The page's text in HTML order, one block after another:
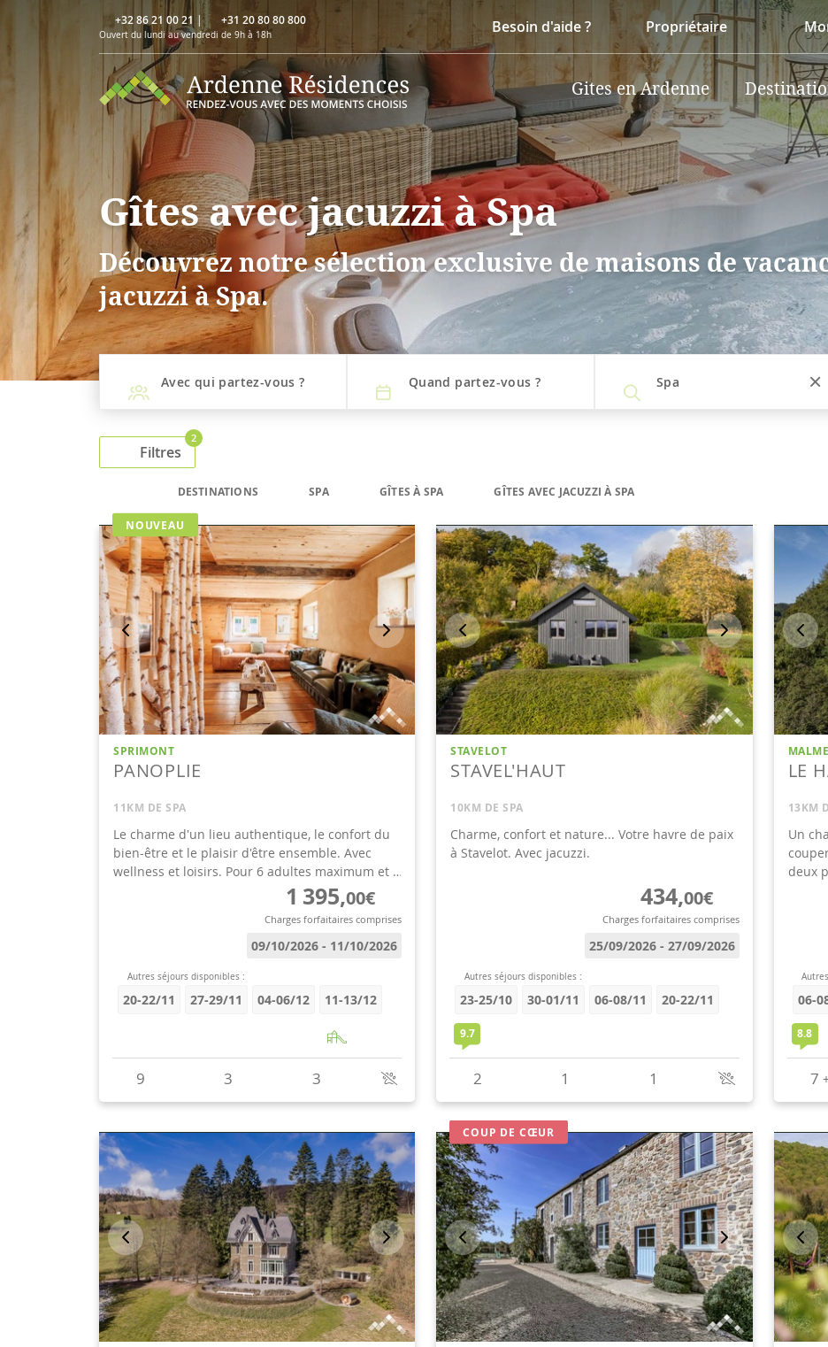
+32 86 21 00 21 | +31 20 80 80 800
Ouvert du lundi au vendredi de 9h à 18h Besoin d'aide ? Propriétaire
Gites en Ardenne
Gîtes avec jacuzzi à Spa
Découvrez notre sélection exclusive de maisons de
jacuzzi à Spa.
Avec qui partez-vous ? Quand partez-vous ? Spa
Filtres
2
DESTINATIONS SPA GÎTES À SPA GÎTES AVEC JACUZZI À SPA